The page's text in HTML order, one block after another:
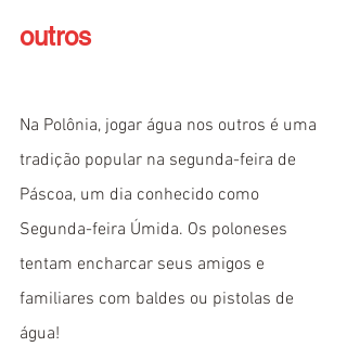
outros
Na Polônia, jogar água nos outros é uma
tradição popular na segunda-feira de
Páscoa, um dia conhecido como
Segunda-feira Úmida. Os poloneses
tentam encharcar seus amigos e
familiares com baldes ou pistolas de
água!